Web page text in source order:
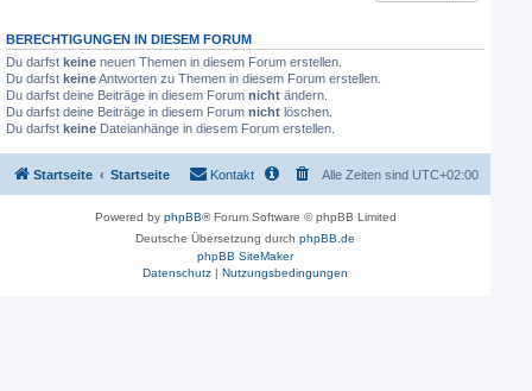
BERECHTIGUNGEN IN DIESEM FORUM
Du darfst keine neuen Themen in diesem Forum erstellen.
Du darfst keineAntworten zu Themen in diesem Forum erstellen.
Du darfst deine Beiträge in diesem Forum nicht ändern.
Du darfst deine Beiträge in diesem Forum nicht löschen.
Du darfst keine Dateianhänge in diesem Forum erstellen.
Startseite Startseite Alle Zeiten sind UTC+02:00
Kontakt
Powered by phpBB® Forum Software © phpBB Limited
Deutsche Übersetzung durchphpBB.de
phpBB SiteMaker
Datenschutz |Nutzungsbedingungen